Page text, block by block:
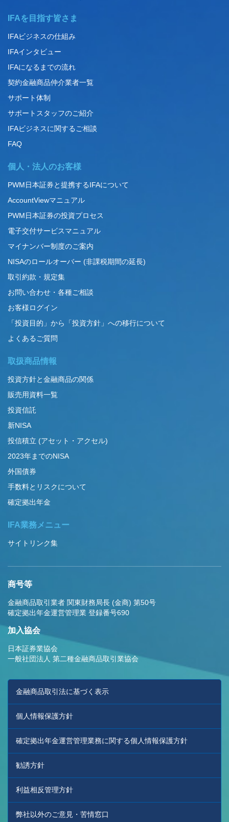
IFAを目指す皆さま
IFAビジネスの仕組み
IFAインタビュー
IFAになるまでの流れ
契約金融商品仲介業者一覧
サポート体制
サポートスタッフのご紹介
IFAビジネスに関するご相談
FAQ
個人・法人のお客様
PWM日本証券と提携するIFAについて
AccountViewマニュアル
PWM日本証券の投資プロセス
電子交付サービスマニュアル
マイナンバー制度のご案内
NISAのロールオーバー (非課税期間の延長)
取引約款・規定集
お問い合わせ・各種ご相談
お客様ログイン
「投資目的」から「投資方針」への移行について
よくあるご質問
取扱商品情報
投資方針と金融商品の関係
販売用資料一覧
投資信託
新NISA
投信積立 (アセット・アクセル)
2023年までのNISA
外国債券
手数料とリスクについて
確定拠出年金
IFA業務メニュー
サイトリンク集
商号等
金融商品取引業者 関東財務局長 (金商) 第50号
確定拠出年金運営管理業 登録番号690
加入協会
日本証券業協会
一般社団法人 第二種金融商品取引業協会
金融商品取引法に基づく表示
個人情報保護方針
確定拠出年金運営管理業務に関する個人情報保護方針
勧誘方針
利益相反管理方針
弊社以外のご意見・苦情窓口